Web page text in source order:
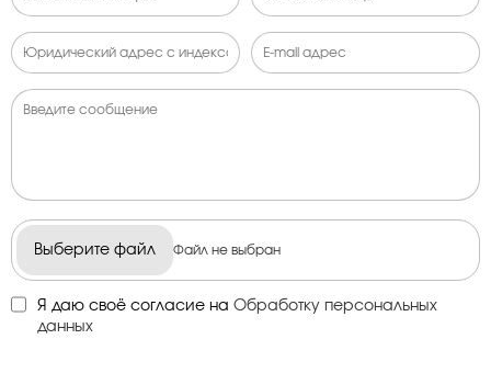
Выберите файл Файл не выбран
Я даю своё согласие наОбработку персональных
данных